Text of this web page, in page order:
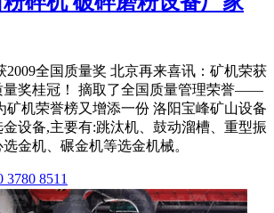
2009全国质量奖 北京再来喜讯：矿机荣获
量奖桂冠！ 摘取了全国质量管理荣誉——
矿机荣誉榜又增添一份 洛阳宝峰矿山设备
设备,主要有:跳汰机、鼓动溜槽、重型振
金机、碾金机等选金机械。
8511